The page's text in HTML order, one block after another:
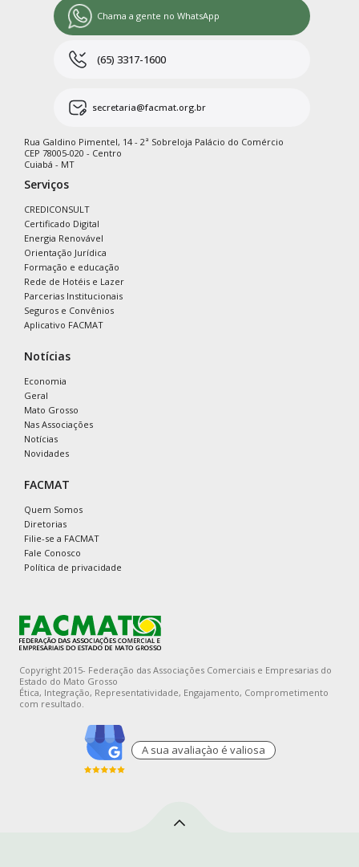
Chama a gente no WhatsApp
(65) 3317-1600
secretaria@facmat.org.br
Rua Galdino Pimentel, 14 - 2ª Sobreloja Palácio do Comércio
CEP 78005-020 - Centro
Cuiabá - MT
Serviços
CREDICONSULT
Certificado Digital
Energia Renovável
Orientação Jurídica
Formação e educação
Rede de Hotéis e Lazer
Parcerias Institucionais
Seguros e Convênios
Aplicativo FACMAT
Notícias
Economia
Geral
Mato Grosso
Nas Associações
Notícias
Novidades
FACMAT
Quem Somos
Diretorias
Filie-se a FACMAT
Fale Conosco
Política de privacidade
Copyright 2015- Federação das Associações Comerciais e Empresarias do
Estado do Mato Grosso
Ética, Integração, Representatividade, Engajamento, Comprometimento
com resultado.
A sua avaliaçào é valiosa